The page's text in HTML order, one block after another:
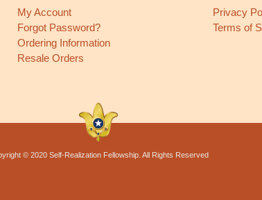
My Account
Forgot Password?
Ordering Information
Resale Orders
Privacy
Terms of
© 2020 Self-Realization Fellowship. All Rights Reserved